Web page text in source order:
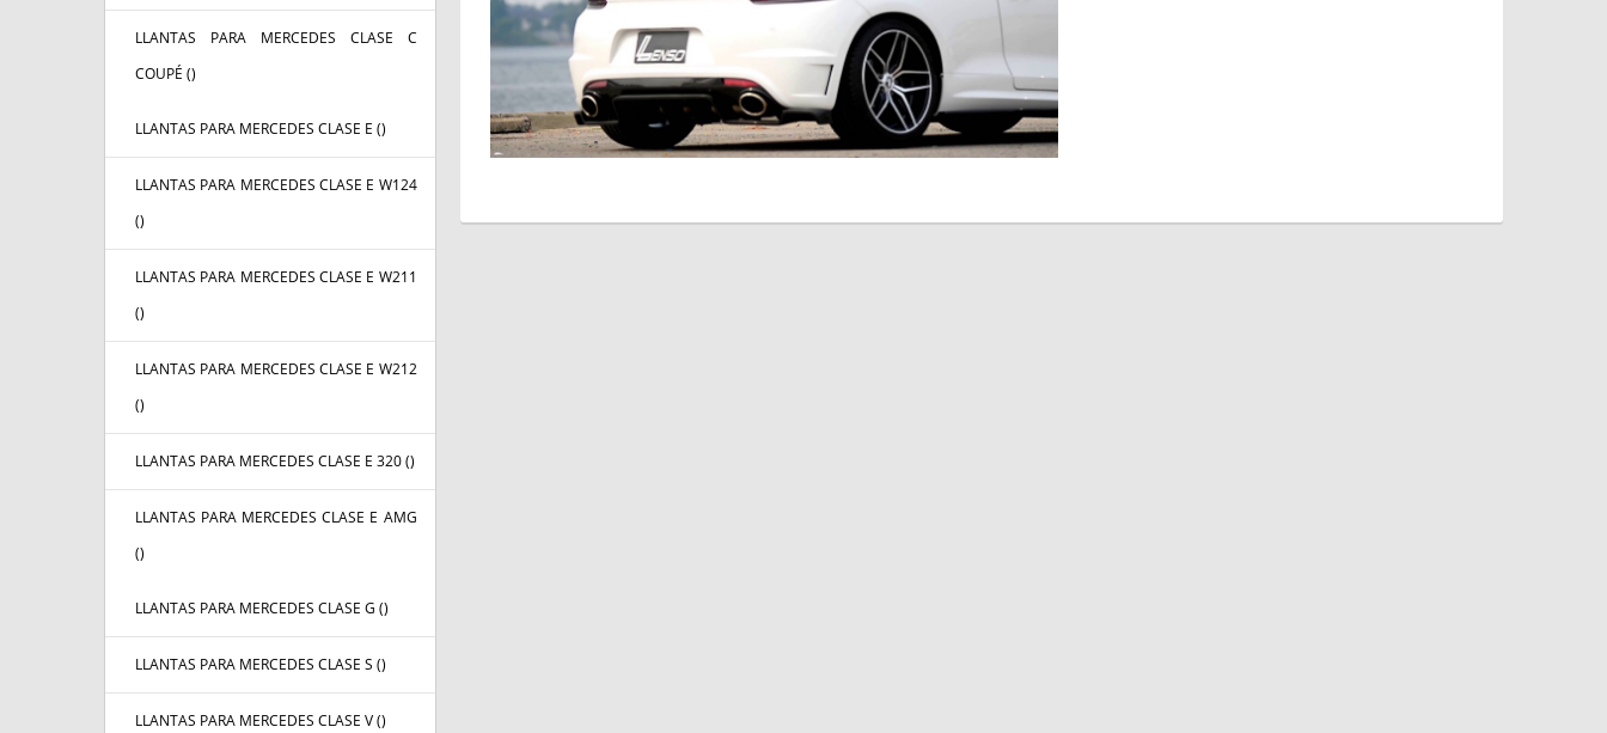
LLANTAS PARA MERCEDES CLASE C
COUPÉ ()
LLANTAS PARA MERCEDES CLASE E ()
LLANTAS PARA MERCEDES CLASE E W124
()
LLANTAS PARA MERCEDES CLASE E W211
()
LLANTAS PARA MERCEDES CLASE E W212
()
LLANTAS PARA MERCEDES CLASE E 320 ()
LLANTAS PARA MERCEDES CLASE E AMG
()
LLANTAS PARA MERCEDES CLASE G ()
LLANTAS PARA MERCEDES CLASE S ()
LLANTAS PARA MERCEDES CLASE V ()